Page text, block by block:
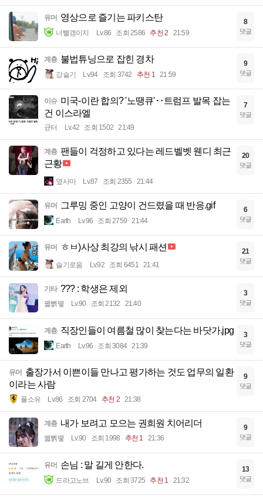
유머 영상으로 즐기는 파키스탄
너빨갱이지 Lv.86 조회 2586 추천 2 21:59
8
댓글
계층 불법튜닝으로 잡힌 경차
강슬기 Lv.94 조회 3742 추천 1 21:59
9
댓글
이슈 미국-이란 합의? '노땡큐'‥트럼프 발목 잡는
건 이스라엘
균터 Lv.42 조회 1502 21:49
7
댓글
계층 팬들이 걱정하고 있다는 레드벨벳 웬디 최근
근황
옆사마 Lv.87 조회 2355 21:44
20
댓글
유머 그루밍 중인 고양이 건드렸을 때 반응.gif
Earth Lv.96 조회 2759 21:44
6
댓글
유머 ㅎㅂ)사상 최강의 낚시 패션
슬기로움 Lv.92 조회 6451 21:41
21
댓글
기타 ??? : 학생은 제외
꿻뻵뗗 Lv.90 조회 2132 21:40
3
댓글
계층 직장인들이 여름철 많이 찾는다는 바닷가.jpg
Earth Lv.96 조회 3084 21:39
3
댓글
유머 출장가서 이쁜이들 만나고 평가하는 것도 업무의 일환
이라는 사람
풀소유 Lv.86 조회 2704 추천 2 21:38
9
댓글
계층 내가 보려고 모으는 권희원 치어리더
꿻뻵뗗 Lv.90 조회 1998 추천 1 21:36
9
댓글
유머 손님 : 말 길게 안한다.
드라고노브 Lv.90 조회 3725 추천 1 21:32
13
댓글